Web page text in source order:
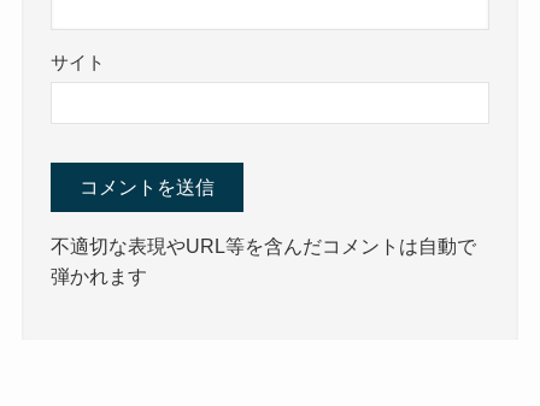
サイト
不適切な表現やURL等を含んだコメントは自動で
弾かれます